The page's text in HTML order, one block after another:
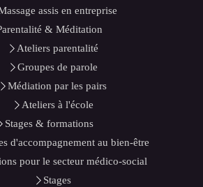
assis en entreprise
& Méditation
Ateliers parentalité
Groupes de parole
Médiation par les pairs
Ateliers à l'école
Stages & formations
d'accompagnement au bien-être
pour le secteur médico-social
Stages